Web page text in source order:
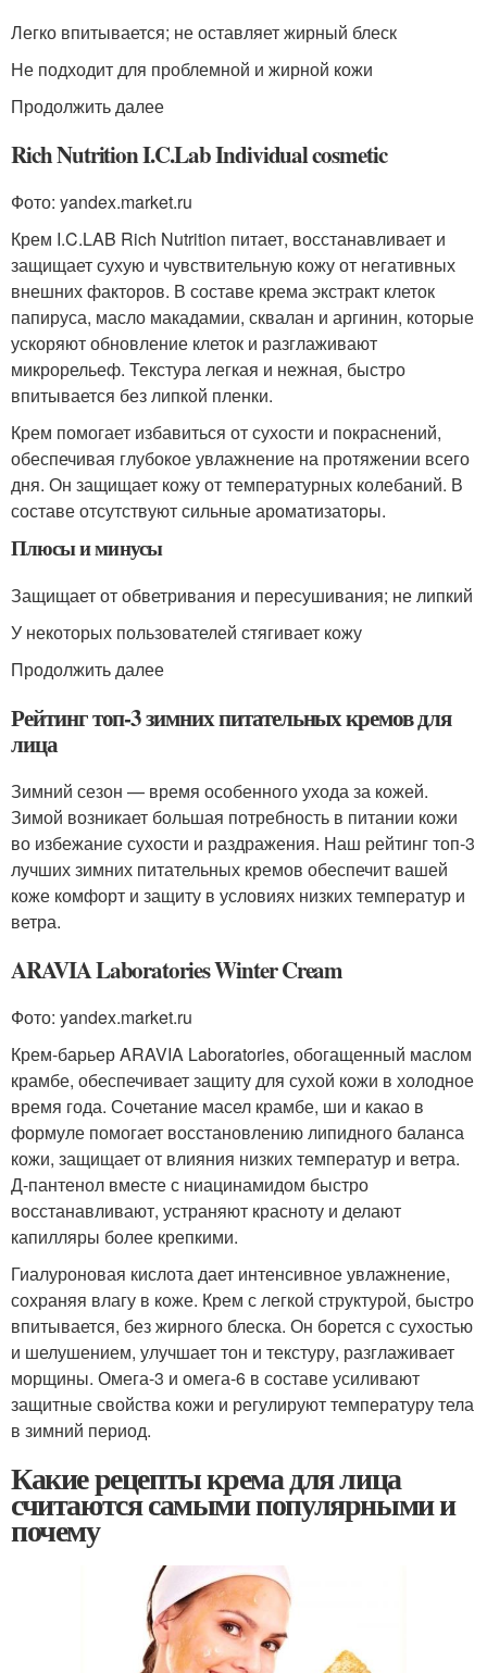
Легко впитывается; не оставляет жирный блеск
Не подходит для проблемной и жирной кожи
Продолжить далее
Rich Nutrition I.C.Lab Individual cosmetic
Фото: yandex.market.ru
Крем I.C.LAB Rich Nutrition питает, восстанавливает и
защищает сухую и чувствительную кожу от негативных
внешних факторов. В составе крема экстракт клеток
папируса, масло макадамии, сквалан и аргинин, которые
ускоряют обновление клеток и разглаживают
микрорельеф. Текстура легкая и нежная, быстро
впитывается без липкой пленки.
Крем помогает избавиться от сухости и покраснений,
обеспечивая глубокое увлажнение на протяжении всего
дня. Он защищает кожу от температурных колебаний. В
составе отсутствуют сильные ароматизаторы.
Плюсы и минусы
Защищает от обветривания и пересушивания; не липкий
У некоторых пользователей стягивает кожу
Продолжить далее
Рейтинг топ-3 зимних питательных кремов для
лица
Зимний сезон — время особенного ухода за кожей.
Зимой возникает большая потребность в питании кожи
во избежание сухости и раздражения. Наш рейтинг топ-3
лучших зимних питательных кремов обеспечит вашей
коже комфорт и защиту в условиях низких температур и
ветра.
ARAVIA Laboratories Winter Cream
Фото: yandex.market.ru
Крем-барьер ARAVIA Laboratories, обогащенный маслом
крамбе, обеспечивает защиту для сухой кожи в холодное
время года. Сочетание масел крамбе, ши и какао в
формуле помогает восстановлению липидного баланса
кожи, защищает от влияния низких температур и ветра.
Д-пантенол вместе с ниацинамидом быстро
восстанавливают, устраняют красноту и делают
капилляры более крепкими.
Гиалуроновая кислота дает интенсивное увлажнение,
сохраняя влагу в коже. Крем с легкой структурой, быстро
впитывается, без жирного блеска. Он борется с сухостью
и шелушением, улучшает тон и текстуру, разглаживает
морщины. Омега-3 и омега-6 в составе усиливают
защитные свойства кожи и регулируют температуру тела
в зимний период.
Какие рецепты крема для лица
считаются самыми популярными и
почему